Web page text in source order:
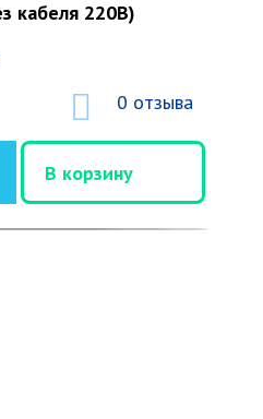
кабеля 220В)
0 отзыва
В корзину